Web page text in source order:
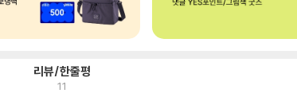
리뷰/한줄평
11